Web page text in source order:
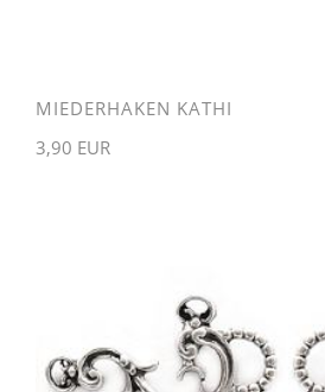
MIEDERHAKEN KATHI
3,90 EUR